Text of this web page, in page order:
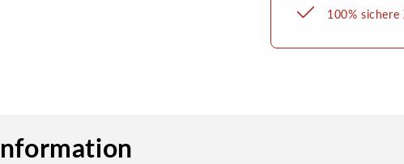
100% sichere